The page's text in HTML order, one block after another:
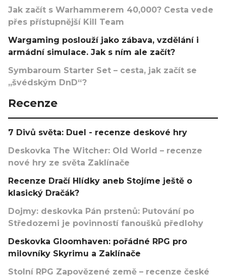
Jak začít s Warhammerem 40,000? Cesta vede
přes přístupnější Kill Team
Wargaming poslouží jako zábava, vzdělání i
armádní simulace. Jak s ním ale začít?
Symbaroum Starter Set – cesta, jak začít se
„švédským DnD“?
Recenze
7 Divů světa: Duel - recenze deskové hry
Deskovka The Witcher: Old World – recenze
nové hry ze světa Zaklínače
Recenze Dračí Hlídky aneb Stojíme ještě o
klasický Dračák?
Dojmy: deskovka Pán prstenů: Putování po
Středozemi je povinností fanoušků předlohy
Deskovka Gloomhaven: pořádné RPG pro
milovníky Skyrimu a Zaklínače
Stolní RPG Zapovězené země – recenze české